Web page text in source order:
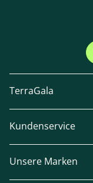
TerraGala
Kundenservice
Unsere Marken